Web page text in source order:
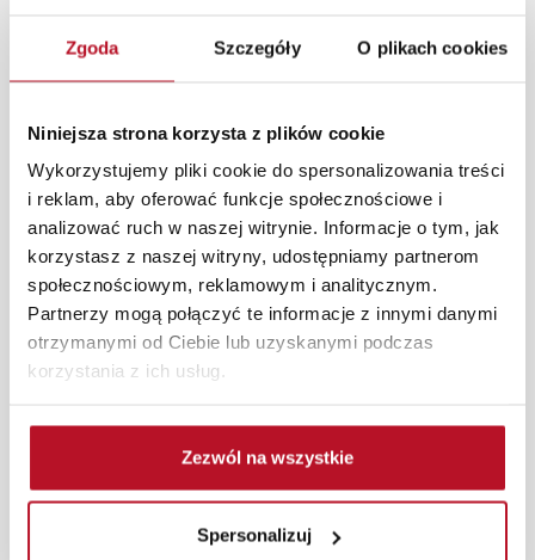
Zgoda Szczegóły O plikach cookies
Niniejsza strona korzysta z plików cookie
Wykorzystujemy pliki cookie do spersonalizowania treści
i reklam, aby oferować funkcje społecznościowe i
analizować ruch w naszej witrynie. Informacje o tym, jak
korzystasz z naszej witryny, udostępniamy partnerom
społecznościowym, reklamowym i analitycznym.
Partnerzy mogą połączyć te informacje z innymi danymi
otrzymanymi od Ciebie lub uzyskanymi podczas
korzystania z ich usług.
Zezwól na wszystkie
Spersonalizuj
którzy cenią sobie styl i funkcjonalność.
aranżacji mebli, a nasi pracownicy z wykorzystaniem
przygotują kompleksową wizualizację Państwa
pomieszczenia wraz z wyceną. Każde zamówienie
złożone w sklepie stacjonarnym dostarczymy do 3 dni
roboczych na terenie całej Polski. W przypadku
zamówień internetowych czas dostawy wynosi do 5 dni
roboczych, również na terenie całego kraju. Wszystkie
zamówienia powyżej 1000 zł dostarczamy gratis
niezależnie od miejsca złożenia zamówienia.
Zdjęcia produktów mają charakter poglądowy.
Rzeczywiste kolory i struktura materiałów mogą różnić
się od widocznych na ekranie, zależnie od ustawień